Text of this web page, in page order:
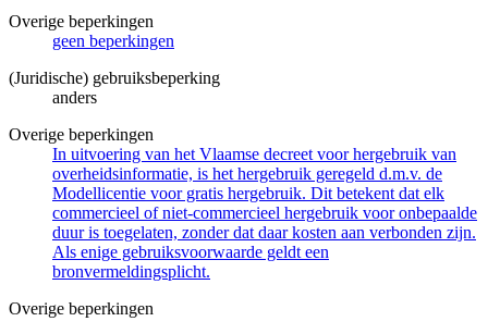
Overige beperkingen
geen beperkingen
(Juridische) gebruiksbeperking
anders
Overige beperkingen
In uitvoering van het Vlaamse decreet voor hergebruik van
overheidsinformatie, is het hergebruik geregeld d.m.v. de
Modellicentie voor gratis hergebruik. Dit betekent dat elk
commercieel of niet-commercieel hergebruik voor onbepaalde
duur is toegelaten, zonder dat daar kosten aan verbonden zijn.
Als enige gebruiksvoorwaarde geldt een
bronvermeldingsplicht.
Overige beperkingen